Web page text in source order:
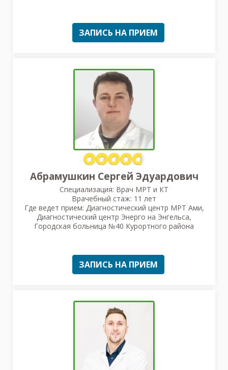
ЗАПИСЬ НА ПРИЕМ
Абрамушкин Сергей Эдуардович
Специализация: Врач МРТ и КТ
Врачебный стаж: 11 лет
Где ведет прием: Диагностический центр МРТ Ами,
Диагностический центр Энерго на Энгельса,
Городская больница №40 Курортного района
ЗАПИСЬ НА ПРИЕМ